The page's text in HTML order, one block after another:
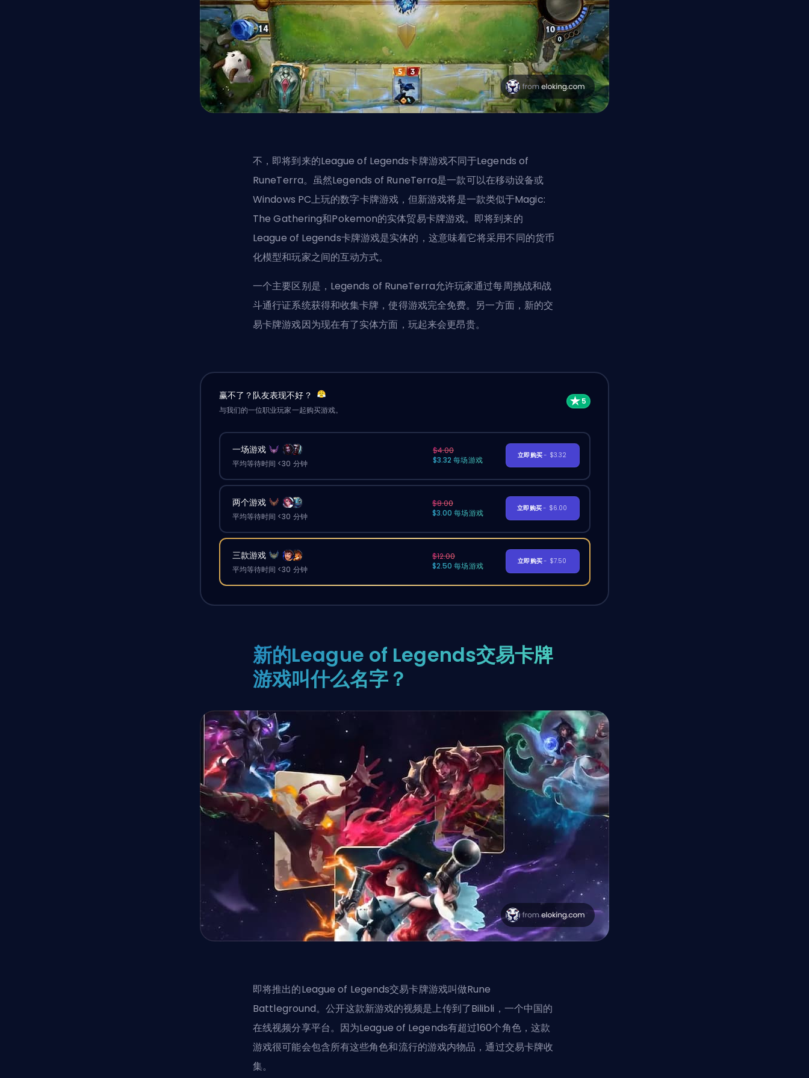
不，即将到来的League of Legends卡牌游戏不同于Legends of
RuneTerra。虽然Legends of RuneTerra是一款可以在移动设备或
Windows PC上玩的数字卡牌游戏，但新游戏将是一款类似于Magic:
The Gathering和Pokemon的实体贸易卡牌游戏。即将到来的
League of Legends卡牌游戏是实体的，这意味着它将采用不同的货币
化模型和玩家之间的互动方式。
一个主要区别是，Legends of RuneTerra允许玩家通过每周挑战和战
斗通行证系统获得和收集卡牌，使得游戏完全免费。另一方面，新的交
易卡牌游戏因为现在有了实体方面，玩起来会更昂贵。
赢不了？队友表现不好？
与我们的一位职业玩家一起购买游戏。
一场游戏
平均等待时间 <30 分钟
$4.00
$3.32 每场游戏
立即购买- $3.32
两个游戏
平均等待时间 <30 分钟
$8.00
$3.00 每场游戏
立即购买- $6.00
三款游戏
平均等待时间 <30 分钟
$12.00
$2.50 每场游戏
立即购买- $7.50
新的League of Legends交易卡牌
游戏叫什么名字？
即将推出的League of Legends交易卡牌游戏叫做Rune
Battleground。公开这款新游戏的视频是上传到了Bilibli，一个中国的
在线视频分享平台。因为League of Legends有超过160个角色，这款
游戏很可能会包含所有这些角色和流行的游戏内物品，通过交易卡牌收
集。